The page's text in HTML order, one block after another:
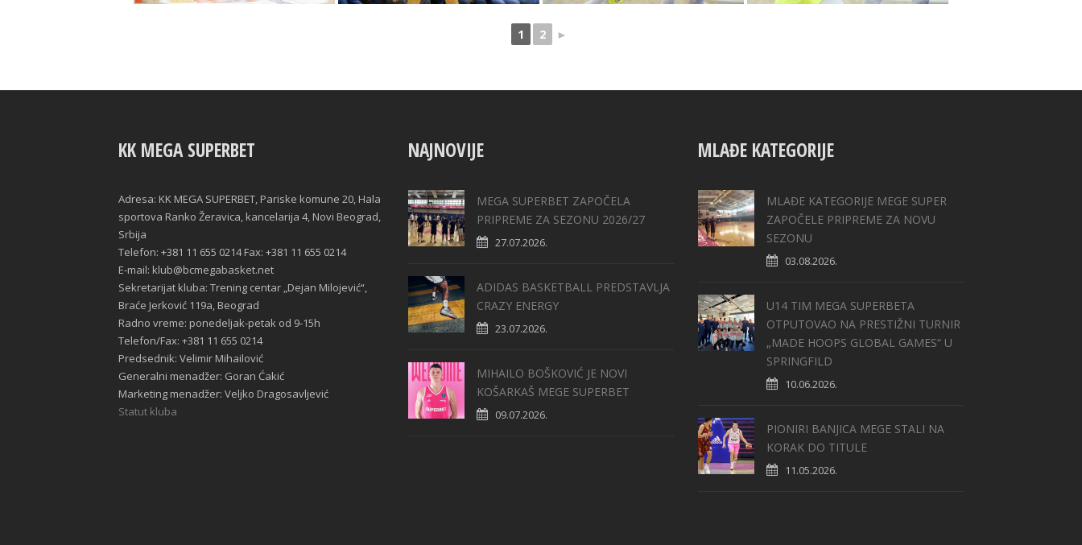
1 2 ►
KK MEGA SUPERBET
Adresa: KK MEGA SUPERBET, Pariske komune 20, Hala
sportova Ranko Žeravica, kancelarija 4, Novi Beograd,
Srbija
Telefon: +381 11 655 0214 Fax: +381 11 655 0214
E-mail: klub@bcmegabasket.net
Sekretarijat kluba: Trening centar „Dejan Milojević“,
Braće Jerković 119a, Beograd
Radno vreme: ponedeljak-petak od 9-15h
Telefon/Fax: +381 11 655 0214
Predsednik: Velimir Mihailović
Generalni menadžer: Goran Ćakić
Marketing menadžer: Veljko Dragosavljević
Statut kluba
NAJNOVIJE
MEGA SUPERBET ZAPOČELA
PRIPREME ZA SEZONU 2026/27
27.07.2026.
ADIDAS BASKETBALL PREDSTAVLJA
CRAZY ENERGY
23.07.2026.
MIHAILO BOŠKOVIĆ JE NOVI
KOŠARKAŠ MEGE SUPERBET
09.07.2026.
MLAĐE KATEGORIJE
MLAĐE KATEGORIJE MEGE SUPER
ZAPOČELE PRIPREME ZA NOVU
SEZONU
03.08.2026.
U14 TIM MEGA SUPERBETA
OTPUTOVAO NA PRESTIŽNI TURNIR
„MADE HOOPS GLOBAL GAMES“ U
SPRINGFILD
10.06.2026.
PIONIRI BANJICA MEGE STALI NA
KORAK DO TITULE
11.05.2026.